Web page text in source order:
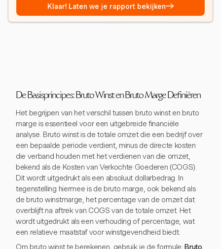
Klaar! Laten we je rapport bekijken→
De Basisprincipes: Bruto Winst en Bruto Marge Definiëren
Het begrijpen van het verschil tussen bruto winst en bruto
marge is essentieel voor een uitgebreide financiële
analyse. Bruto winst is de totale omzet die een bedrijf over
een bepaalde periode verdient, minus de directe kosten
die verband houden met het verdienen van die omzet,
bekend als de Kosten van Verkochte Goederen (COGS).
Dit wordt uitgedrukt als een absoluut dollarbedrag. In
tegenstelling hiermee is de bruto marge, ook bekend als
de bruto winstmarge, het percentage van de omzet dat
overblijft na aftrek van COGS van de totale omzet. Het
wordt uitgedrukt als een verhouding of percentage, wat
een relatieve maatstaf voor winstgevendheid biedt.
Om bruto winst te berekenen, gebruik je de formule:Bruto